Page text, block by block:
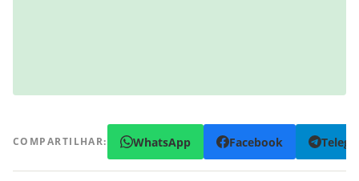
COMPARTILHAR: WhatsApp Facebook